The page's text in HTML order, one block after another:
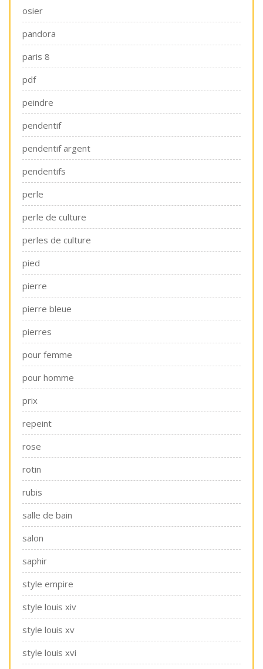
osier
pandora
paris 8
pdf
peindre
pendentif
pendentif argent
pendentifs
perle
perle de culture
perles de culture
pied
pierre
pierre bleue
pierres
pour femme
pour homme
prix
repeint
rose
rotin
rubis
salle de bain
salon
saphir
style empire
style louis xiv
style louis xv
style louis xvi